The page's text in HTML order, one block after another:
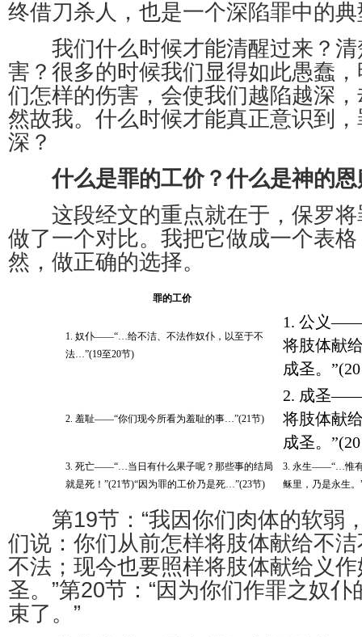
终借刀杀人，也是一个深陷罪中的
我们什么时候才能清醒过来？清
害？很多的时候我们显得如此愚蠢
们怎样的伤害，会使我们越陷越深
然故我。什么时候才能真正意识到
深？
什么是罪的工价？什么是神的
这段经文的重点就在于，保罗将
做了一个对比。我把它做成一个表
然，做正确的选择。
罪的工价
1. 奴仆——“…给不洁、不法作奴仆，以至于不
法…”(19至20节)
1. 公义
将肢体献
成圣。
2. 羞耻——“你们现今所看为羞耻的事…”(21节)
2. 成圣
将肢体献
成圣。
3. 死亡——“…当日有什么果子呢？那些事的结局
就是死！”(21节)“因为罪的工价乃是死…”(23节)
3. 永生——“…惟有
稣里，乃是永生。
第19节：“我因你们肉体的软弱
们说：你们从前怎样将肢体献给不
不法；现今也要照样将肢体献给义
圣。”第20节：“因为你们作罪之奴
束了。”